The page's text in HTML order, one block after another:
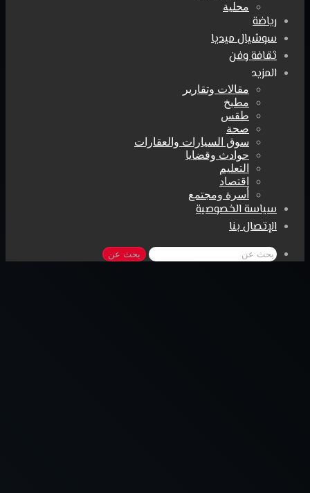
محلية
رياضة
سوشيال ميديا
ثقافة وفن
المزيد
مقالات وتقارير
مطبخ
طقس
صحة
سوق السيارات والعقارات
حوادث وقضايا
التعليم
اقتصاد
أسرة ومجتمع
سياسة الخصوصية
الإتصال بنا
بحث عن